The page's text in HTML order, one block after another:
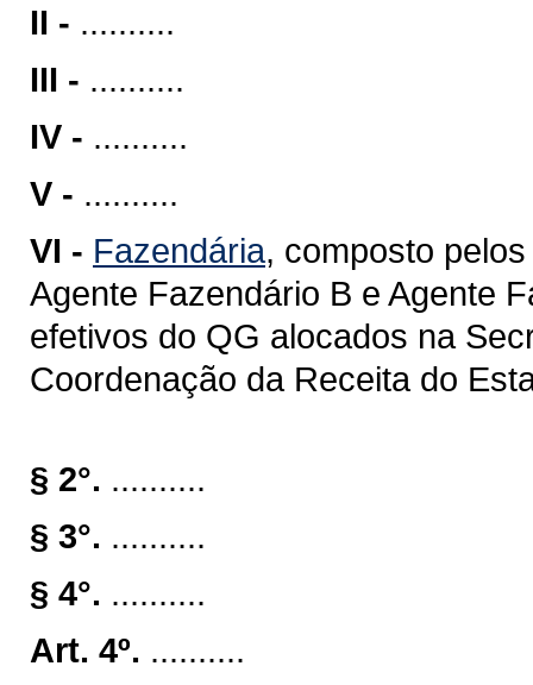
II - ..........
III - ..........
IV - ..........
V - ..........
VI - Fazendária, composto
Agente Fazendário B e Agente
efetivos do QG alocados na
Coordenação da Receita do
§ 2°. ..........
§ 3°. ..........
§ 4°. ..........
Art. 4º. ..........